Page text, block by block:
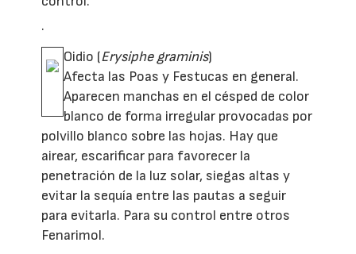
·
Oidio (Erysiphe graminis)
Afecta las Poas y Festucas en general.
Aparecen manchas en el césped de color
blanco de forma irregular provocadas por
polvillo blanco sobre las hojas. Hay que
airear, escarificar para favorecer la
penetración de la luz solar, siegas altas y
evitar la sequía entre las pautas a seguir
para evitarla. Para su control entre otros
Fenarimol.